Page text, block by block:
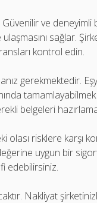
ve deneyimli
sağlar.
kontrol edin.
gerekmektedir.
belgeleri
olası risklere karşı
uygun bir
edebilirsiniz.
Nakliyat